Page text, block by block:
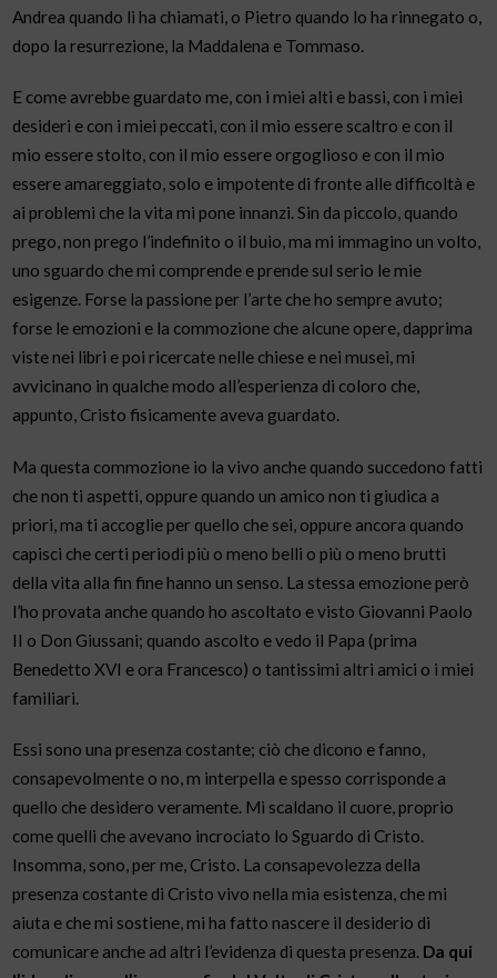
Andrea quando li ha chiamati, o Pietro quando lo ha rinnegato o,
dopo la resurrezione, la Maddalena e Tommaso.
E come avrebbe guardato me, con i miei alti e bassi, con i miei
desideri e con i miei peccati, con il mio essere scaltro e con il
mio essere stolto, con il mio essere orgoglioso e con il mio
essere amareggiato, solo e impotente di fronte alle difficoltà e
ai problemi che la vita mi pone innanzi. Sin da piccolo, quando
prego, non prego l’indefinito o il buio, ma mi immagino un volto,
uno sguardo che mi comprende e prende sul serio le mie
esigenze. Forse la passione per l’arte che ho sempre avuto;
forse le emozioni e la commozione che alcune opere, dapprima
viste nei libri e poi ricercate nelle chiese e nei musei, mi
avvicinano in qualche modo all’esperienza di coloro che,
appunto, Cristo fisicamente aveva guardato.
Ma questa commozione io la vivo anche quando succedono fatti
che non ti aspetti, oppure quando un amico non ti giudica a
priori, ma ti accoglie per quello che sei, oppure ancora quando
capisci che certi periodi più o meno belli o più o meno brutti
della vita alla fin fine hanno un senso. La stessa emozione però
l’ho provata anche quando ho ascoltato e visto Giovanni Paolo
II o Don Giussani; quando ascolto e vedo il Papa (prima
Benedetto XVI e ora Francesco) o tantissimi altri amici o i miei
familiari.
Essi sono una presenza costante; ciò che dicono e fanno,
consapevolmente o no, m interpella e spesso corrisponde a
quello che desidero veramente. Mi scaldano il cuore, proprio
come quelli che avevano incrociato lo Sguardo di Cristo.
Insomma, sono, per me, Cristo. La consapevolezza della
presenza costante di Cristo vivo nella mia esistenza, che mi
aiuta e che mi sostiene, mi ha fatto nascere il desiderio di
comunicare anche ad altri l’evidenza di questa presenza. Da qui